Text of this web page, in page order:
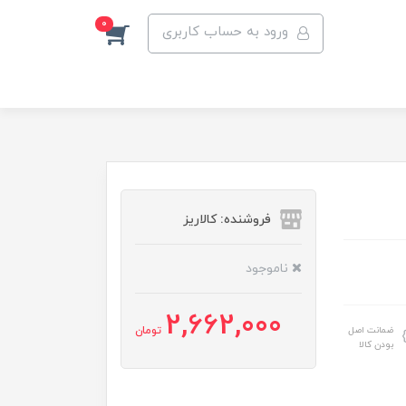
ورود به حساب کاربری 0
ضمانت اصل
بودن کالا
فروشنده: کالاریز
ناموجود
2,662,000 تومان